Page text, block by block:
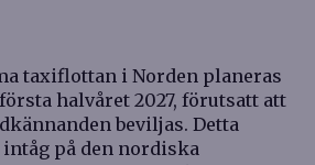
taxiflottan i Norden planeras
halvåret 2027, förutsatt att
beviljas. Detta
på den nordiska